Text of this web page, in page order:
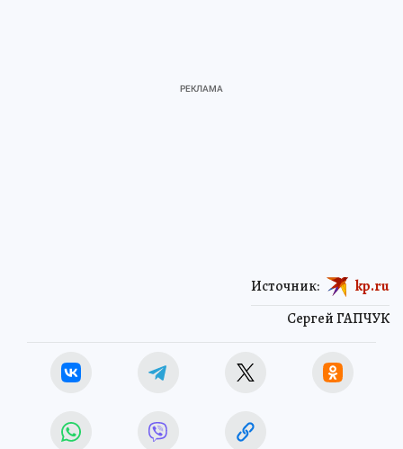
Сергей ГАПЧУК
Источник: kp.ru